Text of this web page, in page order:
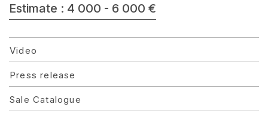
Estimate : 4 000 - 6 000 €
Video
Press release
Sale Catalogue